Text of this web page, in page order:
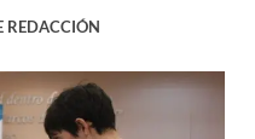
REDACCIÓN